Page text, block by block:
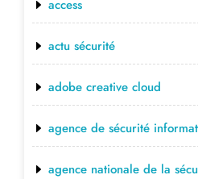
access
actu sécurité
adobe creative cloud
agence de sécurité
agence nationale de la